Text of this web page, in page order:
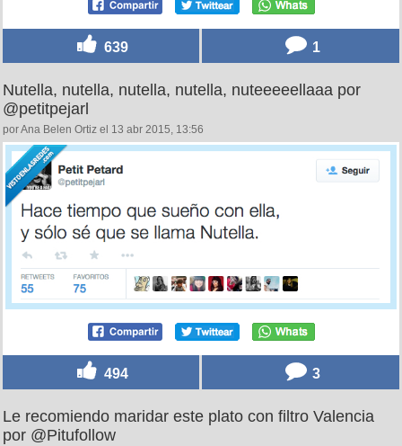
639 1
Nutella, nutella, nutella, nutella, nuteeeeellaaa por
@petitpejarl
por Ana Belen Ortiz el 13 abr 2015, 13:56
494 3
Le recomiendo maridar este plato con filtro Valencia
por @Pitufollow